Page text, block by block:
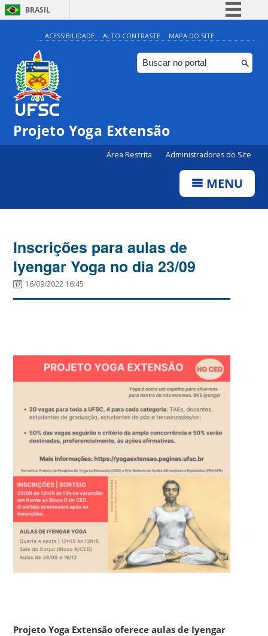
BRASIL
Simplifique!
Comunica BR
Participe
ACESSIBILIDADE ALTO CONTRASTE MAPA DO SITE
Projeto Yoga Extensão
Área Restrita Administradores do Site
MENU
Inscrições para aulas de
Iyengar Yoga no dia 23/09
16/09/2022 16:45
Projeto Yoga Extensão oferece aulas de Iyengar